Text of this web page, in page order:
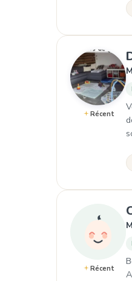
Récent
Récent